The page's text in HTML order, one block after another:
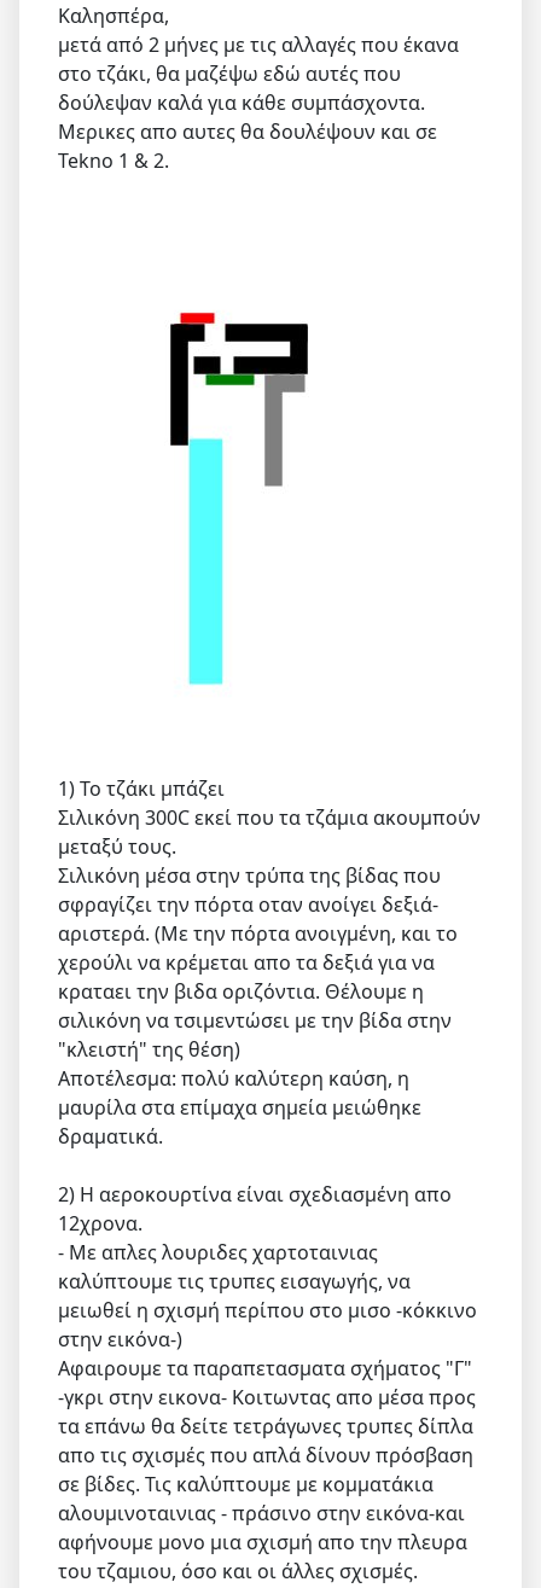
Καλησπέρα,
μετά από 2 μήνες με τις αλλαγές που έκανα
στο τζάκι, θα μαζέψω εδώ αυτές που
δούλεψαν καλά για κάθε συμπάσχοντα.
Μερικες απο αυτες θα δουλέψουν και σε
Tekno 1 & 2.
1) Το τζάκι μπάζει
Σιλικόνη 300C εκεί που τα τζάμια ακουμπούν
μεταξύ τους.
Σιλικόνη μέσα στην τρύπα της βίδας που
σφραγίζει την πόρτα οταν ανοίγει δεξιά-
αριστερά. (Με την πόρτα ανοιγμένη, και το
χερούλι να κρέμεται απο τα δεξιά για να
κραταει την βιδα οριζόντια. Θέλουμε η
σιλικόνη να τσιμεντώσει με την βίδα στην
"κλειστή" της θέση)
Αποτέλεσμα: πολύ καλύτερη καύση, η
μαυρίλα στα επίμαχα σημεία μειώθηκε
δραματικά.
2) Η αεροκουρτίνα είναι σχεδιασμένη απο
12χρονα.
- Με απλες λουριδες χαρτοταινιας
καλύπτουμε τις τρυπες εισαγωγής, να
μειωθεί η σχισμή περίπου στο μισο -κόκκινο
στην εικόνα-)
Αφαιρουμε τα παραπετασματα σχήματος "Γ"
-γκρι στην εικονα- Κοιτωντας απο μέσα προς
τα επάνω θα δείτε τετράγωνες τρυπες δίπλα
απο τις σχισμές που απλά δίνουν πρόσβαση
σε βίδες. Τις καλύπτουμε με κομματάκια
αλουμινοταινιας - πράσινο στην εικόνα-και
αφήνουμε μονο μια σχισμή απο την πλευρα
του τζαμιου, όσο και οι άλλες σχισμές.